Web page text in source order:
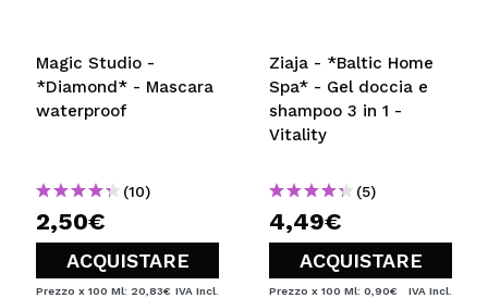
Magic Studio -
*Diamond* - Mascara
waterproof
(10)
2,50€
ACQUISTARE
Prezzo x 100 Ml: 20,83€ IVA Incl.
Ziaja - *Baltic Home
Spa* - Gel doccia e
shampoo 3 in 1 -
Vitality
(5)
4,49€
ACQUISTARE
Prezzo x 100 Ml: 0,90€ IVA Incl.